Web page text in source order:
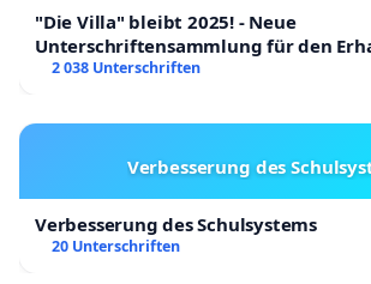
Wie der Name schon vermuten
Ultra HD als Weiterentwicklung des
[4] LTE (Long Term Evolution oder
Bezeichnung für den
vierten Generation.
"Die Villa" bleibt 2025! - Neue
Unterschriftensammlung für den
2 038 Unterschriften
Verbesserung des
Verbesserung des Schulsystems
20 Unterschriften